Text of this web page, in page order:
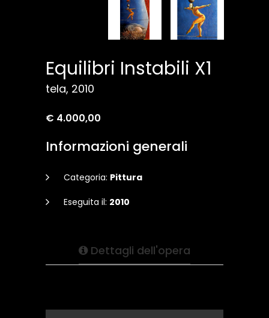
Equilibri Instabili X1
tela, 2010
€ 4.000,00
Informazioni generali
Categoria: Pittura
Eseguita il: 2010
Dettagli dell'opera